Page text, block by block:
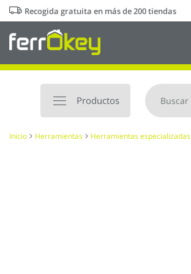
Ir
al
contenido
Recogida gratuita en más de 200 tiendas
Productos
Inicio Herramientas Herramientas especializadas